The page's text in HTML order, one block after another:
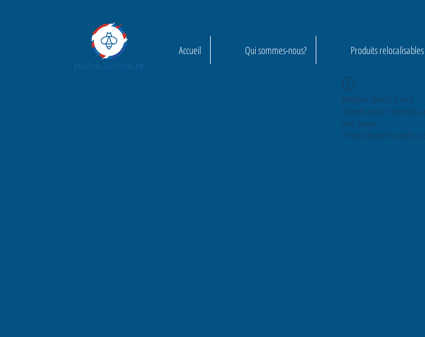
Accueil Qui sommes-nous? Produits relocalisables
Widget Didn’t Load
Check your internet
this page.
If that doesn’t work,